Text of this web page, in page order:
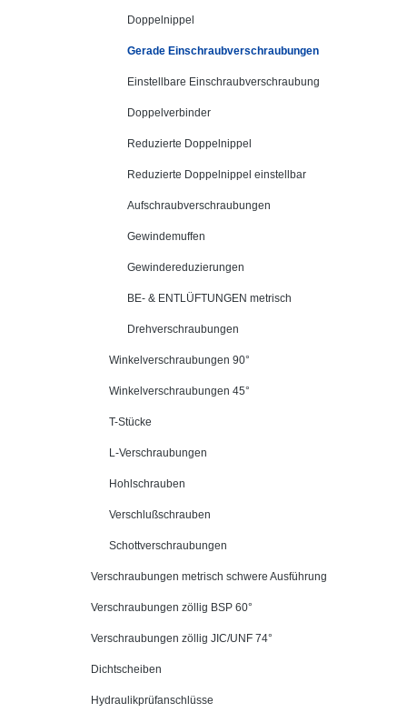
Doppelnippel
Gerade Einschraubverschraubungen
Einstellbare Einschraubverschraubung
Doppelverbinder
Reduzierte Doppelnippel
Reduzierte Doppelnippel einstellbar
Aufschraubverschraubungen
Gewindemuffen
Gewindereduzierungen
BE- & ENTLÜFTUNGEN metrisch
Drehverschraubungen
Winkelverschraubungen 90°
Winkelverschraubungen 45°
T-Stücke
L-Verschraubungen
Hohlschrauben
Verschlußschrauben
Schottverschraubungen
Verschraubungen metrisch schwere Ausführung
Verschraubungen zöllig BSP 60°
Verschraubungen zöllig JIC/UNF 74°
Dichtscheiben
Hydraulikprüfanschlüsse